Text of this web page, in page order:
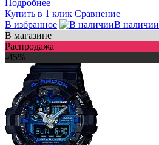
Подробнее
Купить в 1 клик Сравнение
В избранное
В наличии
В магазине
Распродажа
-45%